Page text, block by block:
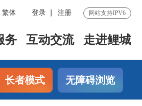
繁体 登录 注册 网站支持IPV6
务 互动交流 走进鲤城
长者模式 无障碍浏览